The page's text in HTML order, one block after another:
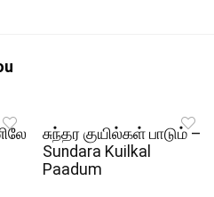
சுந்தர குயில்கள் பாடும் –
Sundara Kuilkal
Paadum